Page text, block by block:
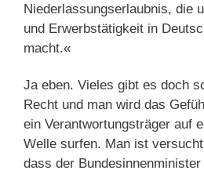
Niederlassungserlaubnis, die
und Erwerbstätigkeit in
macht.«
Ja eben. Vieles gibt es doch
Recht und man wird das
ein Verantwortungsträger auf
Welle surfen. Man ist
dass der